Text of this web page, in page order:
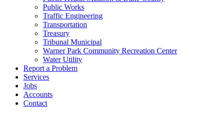
Public Works
Traffic Engineering
Transportation
Treasury
Tribunal Municipal
Warner Park Community Recreation Center
Water Utility
Report a Problem
Services
Jobs
Accounts
Contact